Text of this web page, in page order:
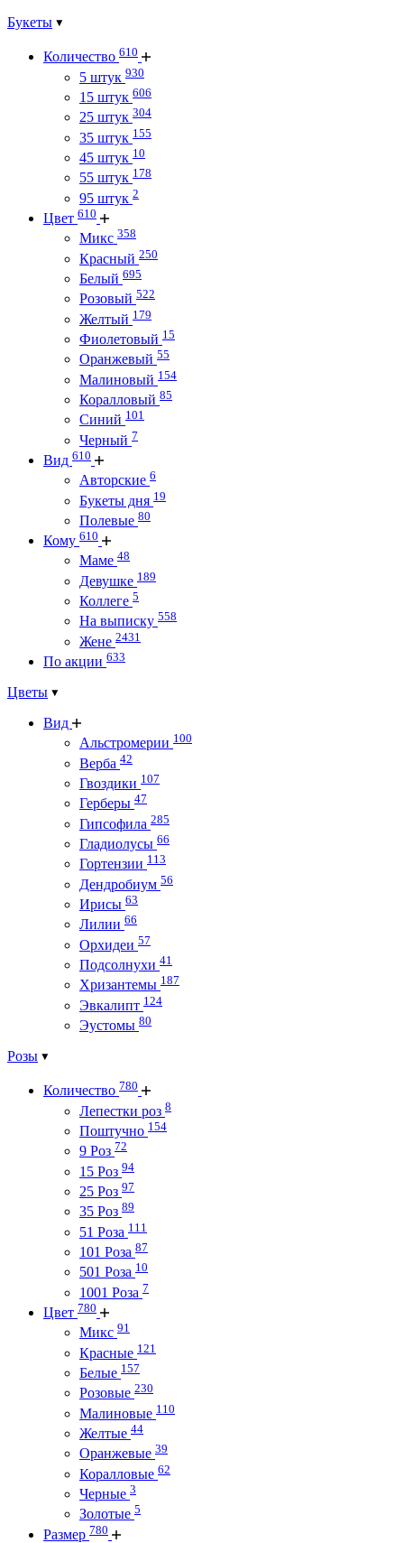
Букеты
Количество 610
5 штук 930
15 штук 606
25 штук 304
35 штук 155
45 штук 10
55 штук 178
95 штук 2
Цвет 610
Микс 358
Красный 250
Белый 695
Розовый 522
Желтый 179
Фиолетовый 15
Оранжевый 55
Малиновый 154
Коралловый 85
Синий 101
Черный 7
Вид 610
Авторские 6
Букеты дня 19
Полевые 80
Кому 610
Маме 48
Девушке 189
Коллеге 5
На выписку 558
Жене 2431
По акции 633
Цветы
Вид
Альстромерии 100
Верба 42
Гвоздики 107
Герберы 47
Гипсофила 285
Гладиолусы 66
Гортензии 113
Дендробиум 56
Ирисы 63
Лилии 66
Орхидеи 57
Подсолнухи 41
Хризантемы 187
Эвкалипт 124
Эустомы 80
Розы
Количество 780
Лепестки роз 8
Поштучно 154
9 Роз 72
15 Роз 94
25 Роз 97
35 Роз 89
51 Роза 111
101 Роза 87
501 Роза 10
1001 Роза 7
Цвет 780
Микс 91
Красные 121
Белые 157
Розовые 230
Малиновые 110
Желтые 44
Оранжевые 39
Коралловые 62
Черные 3
Золотые 5
Размер 780